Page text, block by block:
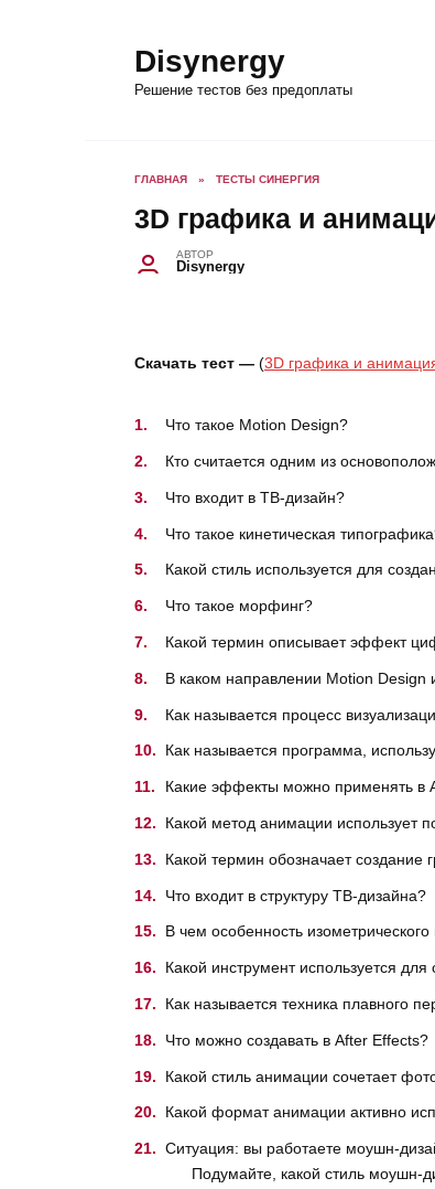
Disynergy
Решение тестов без предоплаты
ГЛАВНАЯ » ТЕСТЫ СИНЕРГИЯ
3D графика и
АВТОР
Disynergy
Скачать тест — (3D графика и
Что такое Motion Design?
Кто считается одним из
Что входит в ТВ-дизайн?
Что такое кинетическая
Какой стиль используется для
Что такое морфинг?
Какой термин описывает эффект
В каком направлении Motion Design
Как называется процесс
Как называется программа,
Какие эффекты можно применять в
Какой метод анимации использует
Какой термин обозначает создание
Что входит в структуру ТВ-дизайна?
В чем особенность изометрического
Какой инструмент используется
Как называется техника плавного
Что можно создавать в After Effects?
Какой стиль анимации сочетает
Какой формат анимации активно
Ситуация: вы работаете моушн-
Подумайте, какой стиль моушн-